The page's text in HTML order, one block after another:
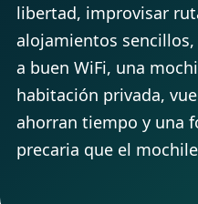
libertad, improvisar
alojamientos
a buen WiFi, una
habitación privada,
ahorran tiempo y una
precaria que el